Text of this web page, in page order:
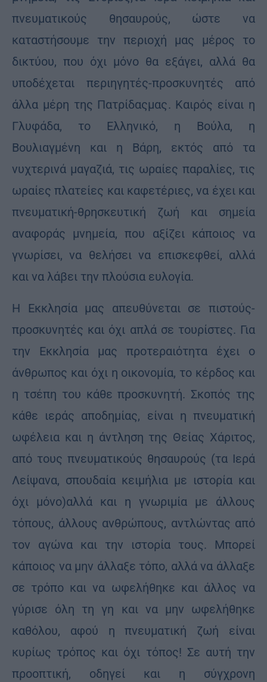
πνευματικούς θησαυρούς, ώστε να
καταστήσουμε την περιοχή μας μέρος το
δικτύου, που όχι μόνο θα εξάγει, αλλά θα
υποδέχεται περιηγητές-προσκυνητές από
άλλα μέρη της Πατρίδαςμας. Καιρός είναι η
Γλυφάδα, το Ελληνικό, η Βούλα, η
Βουλιαγμένη και η Βάρη, εκτός από τα
νυχτερινά μαγαζιά, τις ωραίες παραλίες, τις
ωραίες πλατείες και καφετέριες, να έχει και
πνευματική-θρησκευτική ζωή και σημεία
αναφοράς μνημεία, που αξίζει κάποιος να
γνωρίσει, να θελήσει να επισκεφθεί, αλλά
και να λάβει την πλούσια ευλογία.
Η Εκκλησία μας απευθύνεται σε πιστούς-
προσκυνητές και όχι απλά σε τουρίστες. Για
την Εκκλησία μας προτεραιότητα έχει ο
άνθρωπος και όχι η οικονομία, το κέρδος και
η τσέπη του κάθε προσκυνητή. Σκοπός της
κάθε ιεράς αποδημίας, είναι η πνευματική
ωφέλεια και η άντληση της Θείας Χάριτος,
από τους πνευματικούς θησαυρούς (τα Ιερά
Λείψανα, σπουδαία κειμήλια με ιστορία και
όχι μόνο)αλλά και η γνωριμία με άλλους
τόπους, άλλους ανθρώπους, αντλώντας από
τον αγώνα και την ιστορία τους. Μπορεί
κάποιος να μην άλλαξε τόπο, αλλά να άλλαξε
σε τρόπο και να ωφελήθηκε και άλλος να
γύρισε όλη τη γη και να μην ωφελήθηκε
καθόλου, αφού η πνευματική ζωή είναι
κυρίως τρόπος και όχι τόπος! Σε αυτή την
προοπτική, οδηγεί και η σύγχρονη